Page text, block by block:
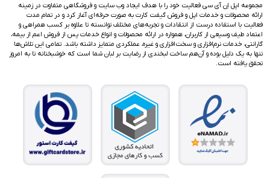
مجموعه اپل اِن آی سی فعالیت خود را با هدف ایجاد وب سایت و فروشگاهی متفاوت در زمینه
ارائه محصولات و خدمات اپل و فروش گیفت کارت به صورت حرفه‌ای آغاز کرد و در تمام مدت
فعالیت با استفاده درست از انتقادات و تجربه‌های مختلف توانسته تا علاوه بر کسب همراهی و
اعتماد طیف وسیعی از کاربران، همواره در ارائه محصولات و انواع خدمات پس از فروش اعم از بیمه،
گارانتی، خدمات نرم‌افزاری و سخت‌افزاری و غیره، عملکردی متمایز داشته باشد. تمامی این تلاش‌ها
تنها به یک دلیل بوده و آن‌هم ساخت لبخندی از رضایت بر لبان شما است که خوشبختانه تا به امروز
تحقق یافته است.